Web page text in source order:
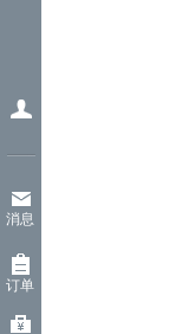
消息
订单